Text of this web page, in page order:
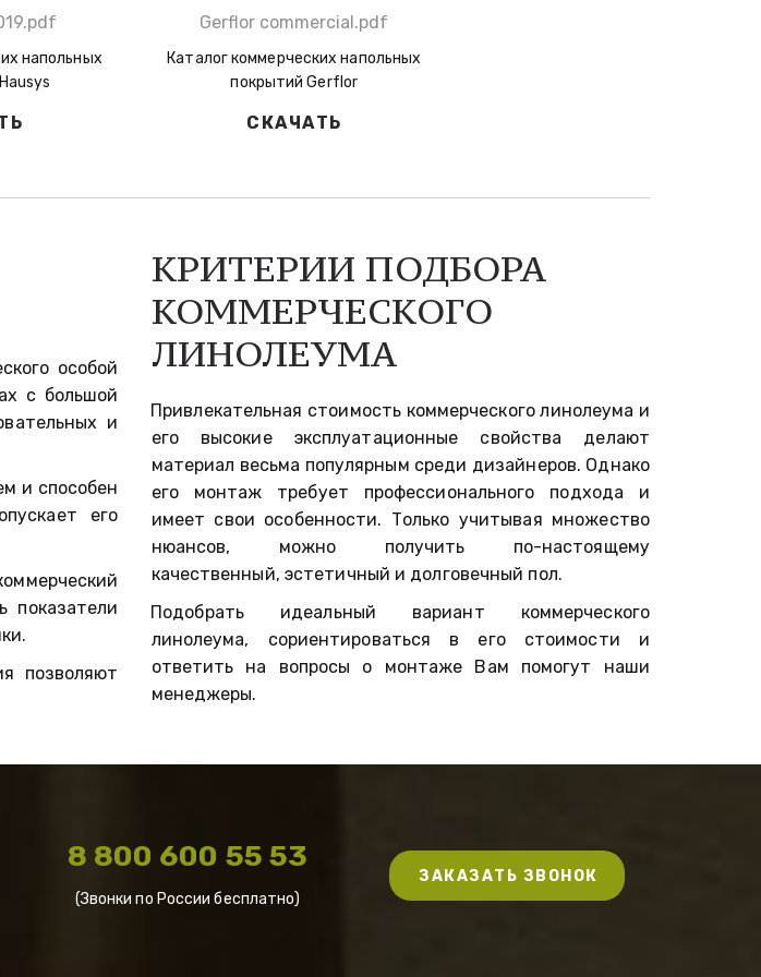
напольных
Gerflor commercial.pdf
Каталог коммерческих напольных
покрытий Gerflor
СКАЧАТЬ
особой
с большой
и
и способен
его
позволяют
КРИТЕРИИ ПОДБОРА
КОММЕРЧЕСКОГО
ЛИНОЛЕУМА
Привлекательная стоимость коммерческого линолеума и
его высокие эксплуатационные свойства делают
материал весьма популярным среди дизайнеров. Однако
его монтаж требует профессионального подхода и
имеет свои особенности. Только учитывая множество
нюансов, можно получить по-настоящему
качественный, эстетичный и долговечный пол.
Подобрать идеальный вариант коммерческого
линолеума, сориентироваться в его стоимости и
ответить на вопросы о монтаже Вам помогут наши
менеджеры.
8 800 600 55 53
(Звонки по России бесплатно)
ЗАКАЗАТЬ ЗВОНОК